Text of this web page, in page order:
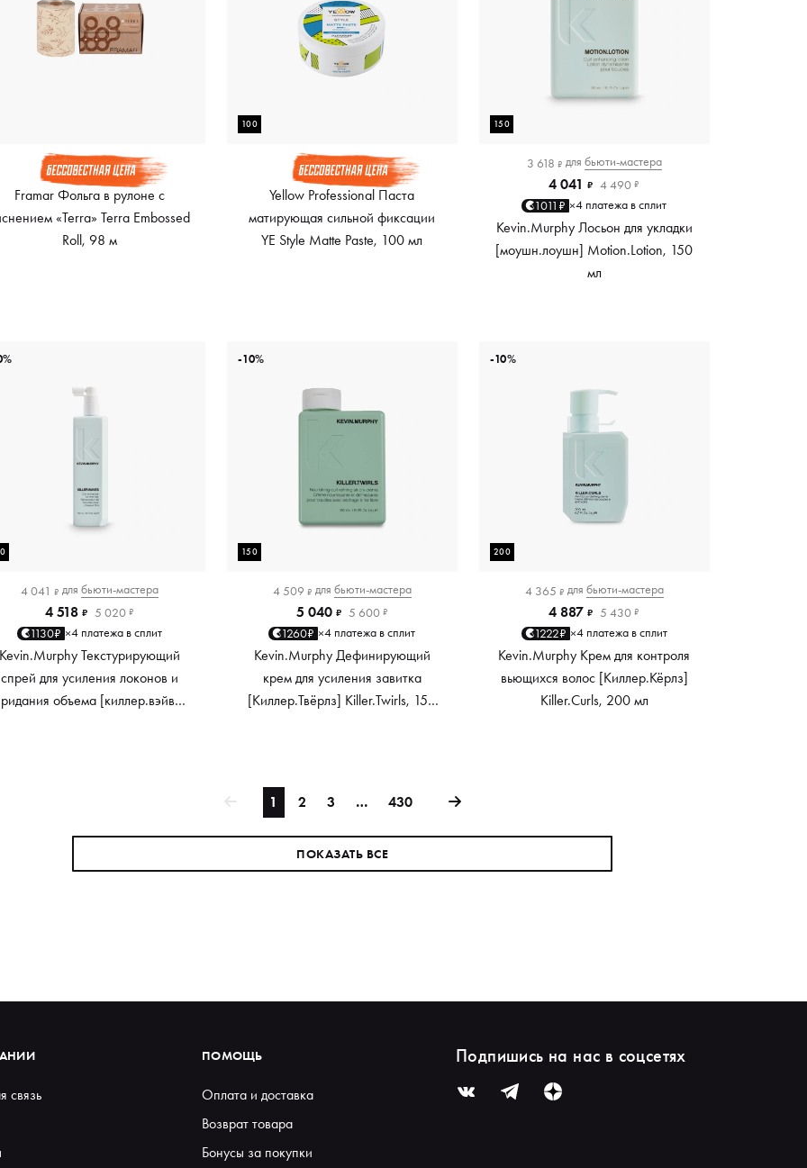
Framar Фольга в рулоне с
«Terra» Terra Embossed
Roll, 98 м
100
Yellow Professional Паста
матирующая сильной фиксации
YE Style Matte Paste, 100 мл
150
3 618 ₽ для бьюти-мастера
4 041 ₽ 4 490 ₽
1011₽ ×4 платежа в сплит
Kevin.Murphy Лосьон для укладки
[моушн.лоушн] Motion.Lotion, 150
мл
4 041 ₽ для бьюти-мастера
4 518 ₽ 5 020 ₽
1130₽ ×4 платежа в сплит
Kevin.Murphy Текстурирующий
спрей для усиления локонов и
объема [киллер.вэйвс]
150
4 509 ₽ для бьюти-мастера
5 040 ₽ 5 600 ₽
1260₽ ×4 платежа в сплит
Kevin.Murphy Дефинирующий
крем для усиления завитка
[Киллер.Твёрлз] Killer.Twirls, 150
-10%
200
4 365 ₽ для бьюти-мастера
4 887 ₽ 5 430 ₽
1222₽ ×4 платежа в сплит
Kevin.Murphy Крем для контроля
вьющихся волос [Киллер.Кёрлз]
Killer.Curls, 200 мл
-10%
1 2 3 … 430
ПОКАЗАТЬ ВСЕ
связь
ПОМОЩЬ
Оплата и доставка
Возврат товара
Бонусы за покупки
Подпишись на нас в соцсетях